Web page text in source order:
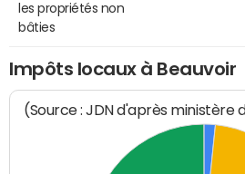
les propriétés non
bâties
Impôts locaux à Beauvoir
(Source : JDN d'après ministère